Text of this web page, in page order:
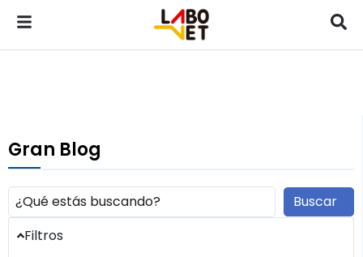
Gran Blog
Buscar
Filtros